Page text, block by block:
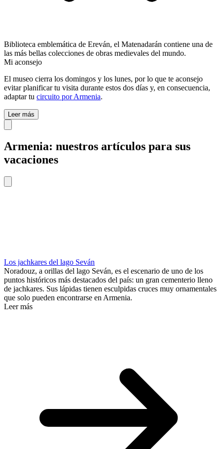
Biblioteca emblemática de Ereván, el Matenadarán contiene una de
las más bellas colecciones de obras medievales del mundo.
Mi aconsejo
El museo cierra los domingos y los lunes, por lo que te aconsejo
evitar planificar tu visita durante estos dos días y, en consecuencia,
adaptar tu circuito por Armenia.
Leer más
Armenia: nuestros artículos para sus
vacaciones
Los jachkares del lago Seván
Noradouz, a orillas del lago Seván, es el escenario de uno de los
puntos históricos más destacados del país: un gran cementerio lleno
de jachkares. Sus lápidas tienen esculpidas cruces muy ornamentales
que solo pueden encontrarse en Armenia.
Leer más